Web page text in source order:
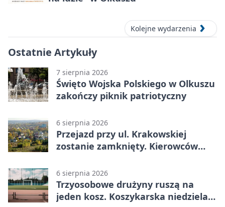
Kolejne wydarzenia
Ostatnie Artykuły
7 sierpnia 2026
Święto Wojska Polskiego w Olkuszu
zakończy piknik patriotyczny
6 sierpnia 2026
Przejazd przy ul. Krakowskiej
zostanie zamknięty. Kierowców
6 sierpnia 2026
Trzyosobowe drużyny ruszą na
jeden kosz. Koszykarska niedziela